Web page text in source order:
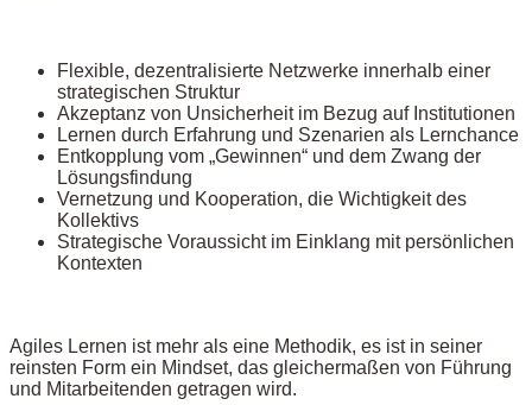
Flexible, dezentralisierte Netzwerke innerhalb einer
strategischen Struktur
Akzeptanz von Unsicherheit im Bezug auf Institutionen
Lernen durch Erfahrung und Szenarien als Lernchance
Entkopplung vom „Gewinnen“ und dem Zwang der
Lösungsfindung
Vernetzung und Kooperation, die Wichtigkeit des
Kollektivs
Strategische Voraussicht im Einklang mit persönlichen
Kontexten
Agiles Lernen ist mehr als eine Methodik, es ist in seiner
reinsten Form ein Mindset, das gleichermaßen von Führung
und Mitarbeitenden getragen wird.